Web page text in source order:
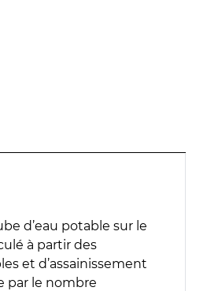
d’eau potable sur le
à partir des
et d’assainissement
par le nombre